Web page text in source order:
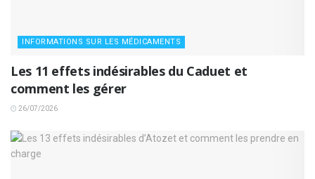
INFORMATIONS SUR LES MÉDICAMENTS
Les 11 effets indésirables du Caduet et
comment les gérer
26/07/2026